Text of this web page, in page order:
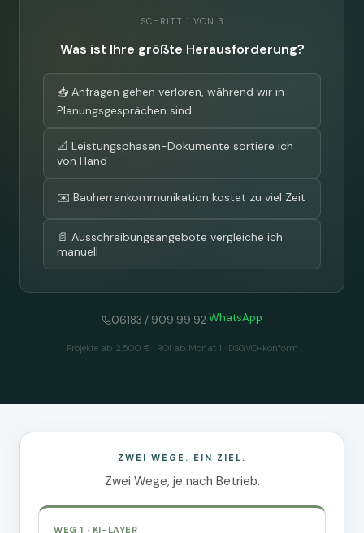
SCHRITT 1 VON 3
Was ist Ihre größte Herausforderung?
📥 Anfragen gehen verloren, während wir in
Planungsgesprächen sind
📐 Leistungsphasen-Dokumente sortiere ich
von Hand
✉️ Bauherrenkommunikation kostet zu viel Zeit
📄 Ausschreibungsangebote vergleiche ich
manuell
06183 / 909 99 92·WhatsApp
Projekte ab 2.500 € · ROI ab Monat 1 · DSGVO-konform
ZWEI WEGE. EIN ZIEL.
Zwei Wege, je nach Betrieb.
WEG 1 · KI-LAYER